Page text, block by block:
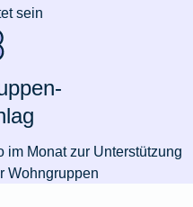
sein
Monat zur Unterstützung
Wohngruppen